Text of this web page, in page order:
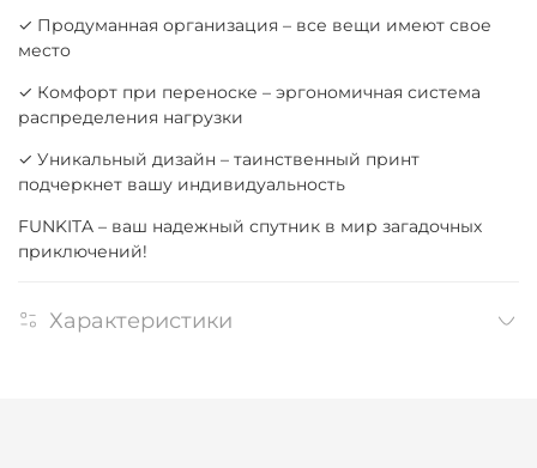
✓ Продуманная организация – все вещи имеют свое
место
✓ Комфорт при переноске – эргономичная система
распределения нагрузки
✓ Уникальный дизайн – таинственный принт
подчеркнет вашу индивидуальность
FUNKITA – ваш надежный спутник в мир загадочных
приключений!
Характеристики